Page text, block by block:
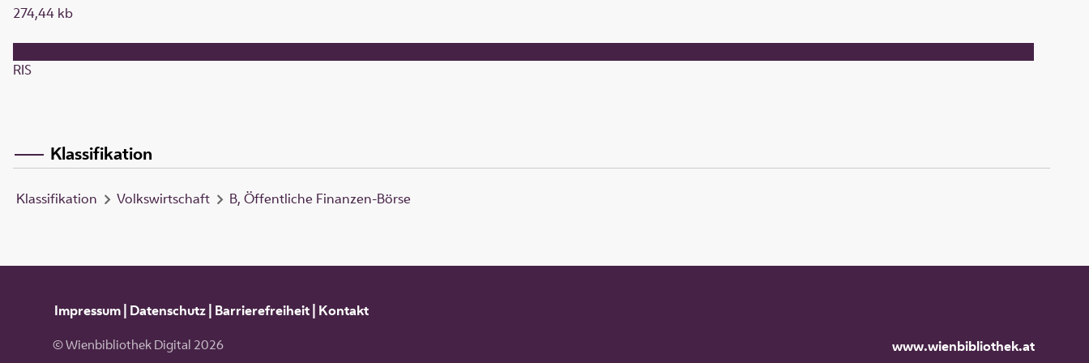
274,44 kb
RIS
Klassifikation
Klassifikation Volkswirtschaft B, Öffentliche Finanzen-Börse
Impressum| Datenschutz| Barrierefreiheit| Kontakt
© Wienbibliothek Digital 2026 www.wienbibliothek.at